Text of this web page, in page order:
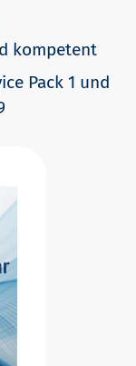
kompetent
Pack 1 und